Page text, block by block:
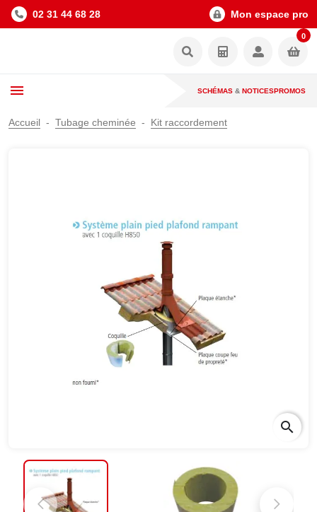
02 31 44 68 28 Mon espace pro
0
SCHÉMAS & NOTICESPROMOS
Accueil Tubage cheminée Kit raccordement
search